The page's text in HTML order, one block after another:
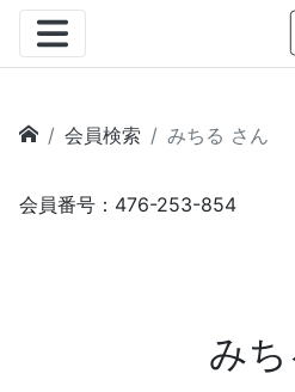
会員検索 みちる さん
会員番号：476-253-854
みち